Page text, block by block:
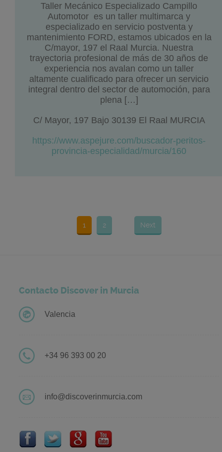
Taller Mecánico Especializado Campillo
Automotor es un taller multimarca y
especializado en servicio postventa y
mantenimiento FORD, estamos ubicados en la
C/mayor, 197 el Raal Murcia. Nuestra
trayectoria profesional de más de 30 años de
experiencia nos avalan como un taller
altamente cualificado para ofrecer un servicio
integral dentro del sector de automoción, para
plena […]
C/ Mayor, 197 Bajo 30139 El Raal MURCIA
https://www.aspejure.com/buscador-peritos-
provincia-especialidad/murcia/160
1 2 Next
Contacto Discover in Murcia
Valencia
+34 96 393 00 20
info@discoverinmurcia.com